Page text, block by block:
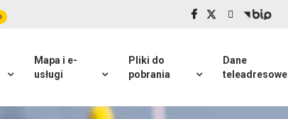
Mapa i e-
usługi
Pliki do
pobrania
Dane
teleadresowe